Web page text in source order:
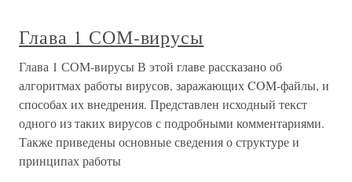
Глава 1 СОМ-вирусы
Глава 1 СОМ-вирусы В этой главе рассказано об
алгоритмах работы вирусов, заражающих COM-файлы, и
способах их внедрения. Представлен исходный текст
одного из таких вирусов с подробными комментариями.
Также приведены основные сведения о структуре и
принципах работы